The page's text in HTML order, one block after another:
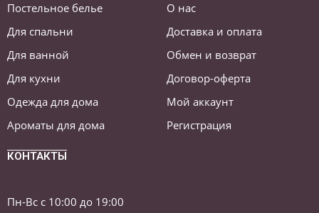
Постельное белье
Для спальни
Для ванной
Для кухни
Одежда для дома
Ароматы для дома
О нас
Доставка и оплата
Обмен и возврат
Договор-оферта
Мой аккаунт
Регистрация
КОНТАКТЫ
Пн-Вс с 10:00 до 19:00